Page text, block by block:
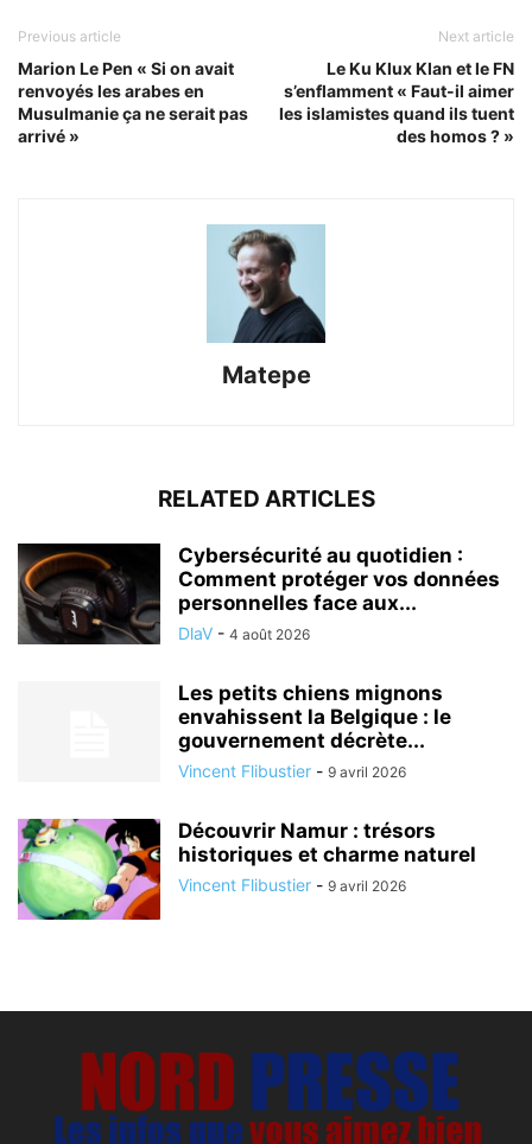
Previous article
Marion Le Pen « Si on avait
renvoyés les arabes en
Musulmanie ça ne serait pas
arrivé »
Next article
Le Ku Klux Klan et le FN
s’enflamment « Faut-il aimer
les islamistes quand ils tuent
des homos ? »
Matepe
RELATED ARTICLES
Cybersécurité au quotidien :
Comment protéger vos données
personnelles face aux...
DlaV - 4 août 2026
Les petits chiens mignons
envahissent la Belgique : le
gouvernement décrète...
Vincent Flibustier - 9 avril 2026
Découvrir Namur : trésors
historiques et charme naturel
Vincent Flibustier - 9 avril 2026